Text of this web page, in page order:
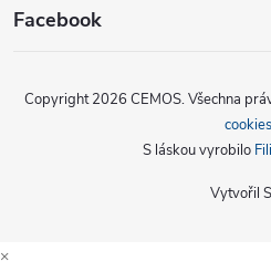
Facebook
Vytvořil
Copyright 2026 CEMOS. Všechna
cookies
S láskou vyrobilo
×